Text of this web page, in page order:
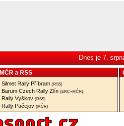
Dnes je 7.
MČR a RSS
Silmet Rally Příbram (RSS)
Barum Czech Rally Zlín (ERC+MČR)
Rally Vyškov (RSS)
Rally Pačejov (MČR)